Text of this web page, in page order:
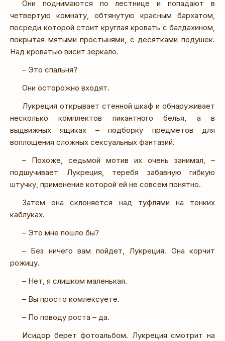
Они поднимаются по лестнице и попадают в
четвертую комнату, обтянутую красным бархатом,
посреди которой стоит круглая кровать с балдахином,
покрытая мятыми простынями, с десятками подушек.
Над кроватью висит зеркало.
– Это спальня?
Они осторожно входят.
Лукреция открывает стенной шкаф и обнаруживает
несколько комплектов пикантного белья, а в
выдвижных ящиках – подборку предметов для
воплощения сложных сексуальных фантазий.
– Похоже, седьмой мотив их очень занимал, –
подшучивает Лукреция, теребя забавную гибкую
штучку, применение которой ей не совсем понятно.
Затем она склоняется над туфлями на тонких
каблуках.
– Это мне пошло бы?
– Без ничего вам пойдет, Лукреция. Она корчит
рожицу.
– Нет, я слишком маленькая.
– Вы просто комлексуете.
– По поводу роста – да.
Исидор берет фотоальбом. Лукреция смотрит на